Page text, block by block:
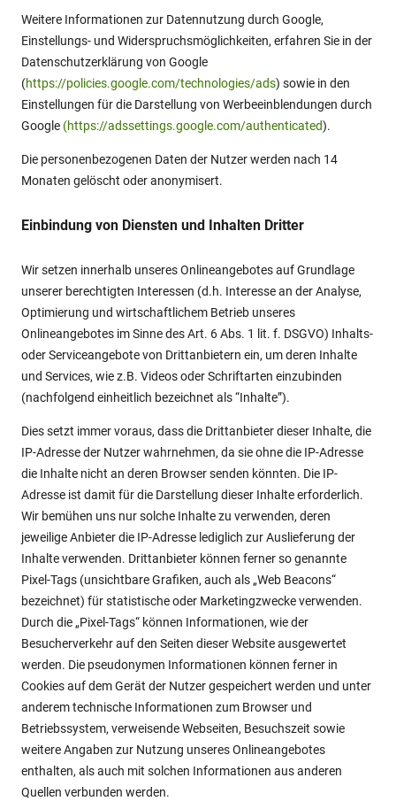
Weitere Informationen zur Datennutzung durch Google,
Einstellungs- und Widerspruchsmöglichkeiten, erfahren Sie in der
Datenschutzerklärung von Google
(https://policies.google.com/technologies/ads) sowie in den
Einstellungen für die Darstellung von Werbeeinblendungen durch
Google (https://adssettings.google.com/authenticated).
Die personenbezogenen Daten der Nutzer werden nach 14
Monaten gelöscht oder anonymisert.
Einbindung von Diensten und Inhalten Dritter
Wir setzen innerhalb unseres Onlineangebotes auf Grundlage
unserer berechtigten Interessen (d.h. Interesse an der Analyse,
Optimierung und wirtschaftlichem Betrieb unseres
Onlineangebotes im Sinne des Art. 6 Abs. 1 lit. f. DSGVO) Inhalts-
oder Serviceangebote von Drittanbietern ein, um deren Inhalte
und Services, wie z.B. Videos oder Schriftarten einzubinden
(nachfolgend einheitlich bezeichnet als “Inhalte”).
Dies setzt immer voraus, dass die Drittanbieter dieser Inhalte, die
IP-Adresse der Nutzer wahrnehmen, da sie ohne die IP-Adresse
die Inhalte nicht an deren Browser senden könnten. Die IP-
Adresse ist damit für die Darstellung dieser Inhalte erforderlich.
Wir bemühen uns nur solche Inhalte zu verwenden, deren
jeweilige Anbieter die IP-Adresse lediglich zur Auslieferung der
Inhalte verwenden. Drittanbieter können ferner so genannte
Pixel-Tags (unsichtbare Grafiken, auch als „Web Beacons“
bezeichnet) für statistische oder Marketingzwecke verwenden.
Durch die „Pixel-Tags“ können Informationen, wie der
Besucherverkehr auf den Seiten dieser Website ausgewertet
werden. Die pseudonymen Informationen können ferner in
Cookies auf dem Gerät der Nutzer gespeichert werden und unter
anderem technische Informationen zum Browser und
Betriebssystem, verweisende Webseiten, Besuchszeit sowie
weitere Angaben zur Nutzung unseres Onlineangebotes
enthalten, als auch mit solchen Informationen aus anderen
Quellen verbunden werden.